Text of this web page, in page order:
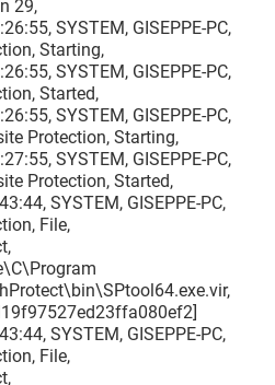
29,
SYSTEM, GISEPPE-PC,
Starting,
SYSTEM, GISEPPE-PC,
Started,
SYSTEM, GISEPPE-PC,
Protection, Starting,
SYSTEM, GISEPPE-PC,
Protection, Started,
SYSTEM, GISEPPE-PC,
File,
SYSTEM, GISEPPE-PC,
File,